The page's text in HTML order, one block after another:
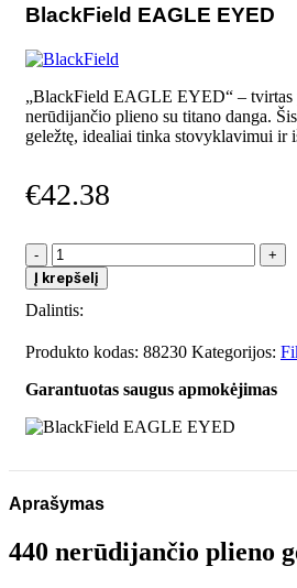
BlackField EAGLE EYED
„BlackField EAGLE EYED“ – tvirtas
nerūdijančio plieno su titano danga.
geležtę, idealiai tinka stovyklavimui ir
€42.38
produkto
kiekis:
BlackField
EAGLE
Į krepšelį
Dalintis:
Produkto kodas: 88230 Kategorijos:
Garantuotas saugus apmokėjimas
Aprašymas
440 nerūdijančio plieno